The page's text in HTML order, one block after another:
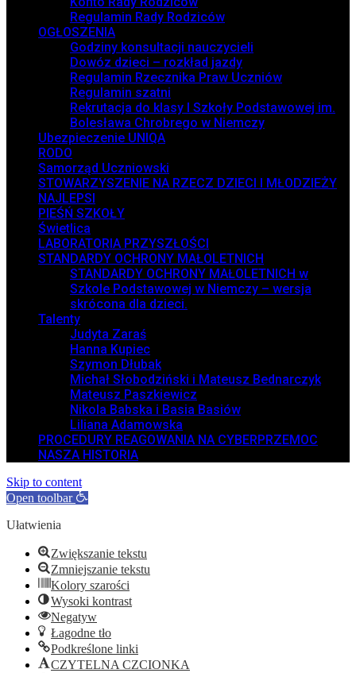
Regulamin Rady Rodziców
OGŁOSZENIA
Godziny konsultacji nauczycieli
Dowóz dzieci – rozkład jazdy
Regulamin Rzecznika Praw Uczniów
Regulamin szatni
Rekrutacja do klasy I Szkoły Podstawowej im.
Bolesława Chrobrego w Niemczy
Ubezpieczenie UNIQA
RODO
Samorząd Uczniowski
STOWARZYSZENIE NA RZECZ DZIECI I MŁODZIEŻY
NAJLEPSI
PIEŚŃ SZKOŁY
Świetlica
LABORATORIA PRZYSZŁOŚCI
STANDARDY OCHRONY MAŁOLETNICH
STANDARDY OCHRONY MAŁOLETNICH w
Szkole Podstawowej w Niemczy – wersja
skrócona dla dzieci.
Talenty
Judyta Zaraś
Hanna Kupiec
Szymon Dłubak
Michał Słobodziński i Mateusz Bednarczyk
Mateusz Paszkiewicz
Nikola Babska i Basia Basiów
Liliana Adamowska
PROCEDURY REAGOWANIA NA CYBERPRZEMOC
NASZA HISTORIA
Skip to content
Open toolbar
Ułatwienia
Zwiększanie tekstu
Zmniejszanie tekstu
Kolory szarości
Wysoki kontrast
Negatyw
Łagodne tło
Podkreślone linki
CZYTELNA CZCIONKA